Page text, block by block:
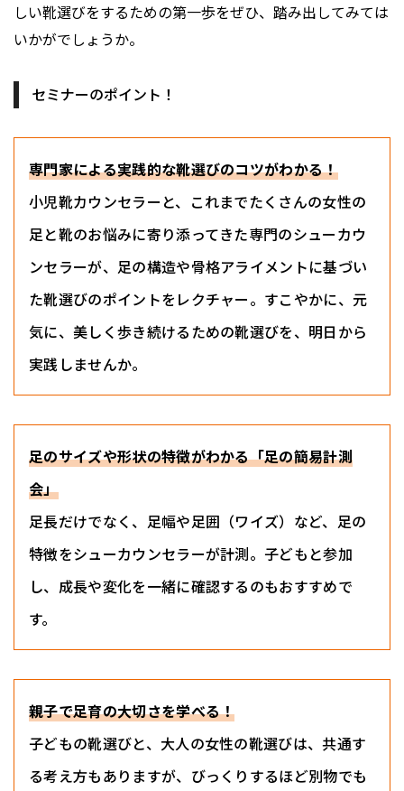
しい靴選びをするための第一歩をぜひ、踏み出してみては
いかがでしょうか。
セミナーのポイント！
専門家による実践的な靴選びのコツがわかる！
小児靴カウンセラーと、これまでたくさんの女性の
足と靴のお悩みに寄り添ってきた専門のシューカウ
ンセラーが、足の構造や骨格アライメントに基づい
た靴選びのポイントをレクチャー。すこやかに、元
気に、美しく歩き続けるための靴選びを、明日から
実践しませんか。
足のサイズや形状の特徴がわかる「足の簡易計測
会」
足長だけでなく、足幅や足囲（ワイズ）など、足の
特徴をシューカウンセラーが計測。子どもと参加
し、成長や変化を一緒に確認するのもおすすめで
す。
親子で足育の大切さを学べる！
子どもの靴選びと、大人の女性の靴選びは、共通す
る考え方もありますが、びっくりするほど別物でも